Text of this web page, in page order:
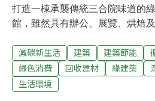
打造一棟承襲傳統三合院味道的
館，雖然具有辦公、展覽、烘焙
電量僅介於45－50度電。說到南
餅品牌，大概會有不少鄉親直接
已經有131年歷史，歷經清末、日
餅店，長期以精緻的喜餅、節慶
減碳新生活 建築 建築節能
綠色消費
回收建材 綠建築
生活環境